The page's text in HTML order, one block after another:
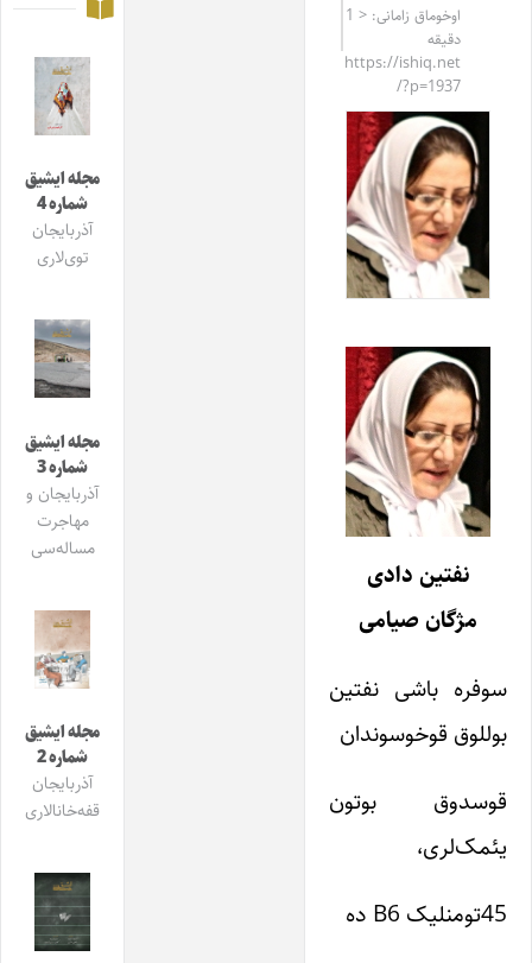
اوخوماق زامانی: < 1
دقیقه
https://ishiq.net
/?p=1937
نفتین دادی
مژگان صیامی
سوفره باشی نفتین
بوللوق قوخوسوندان
قوسدوق بوتون
یئمک‌لری،
45تومنلیک B6 ده
مجله ایشیق
شماره 4
آذربایجان
توی‌لاری
مجله ایشیق
شماره 3
آذربایجان و
مهاجرت
مساله‌سی
مجله ایشیق
شماره 2
آذربایجان
قفه‌خانالاری